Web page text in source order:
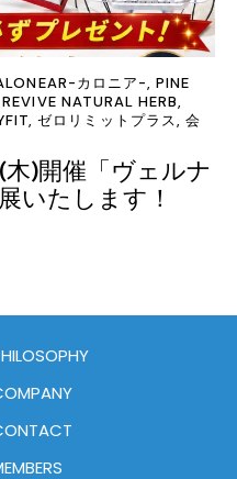
カロニア-,PINE
REVIVE NATURAL HERB,
,ゼロリミットプラス, 会
木)開催「ヴェルナ
いたします！